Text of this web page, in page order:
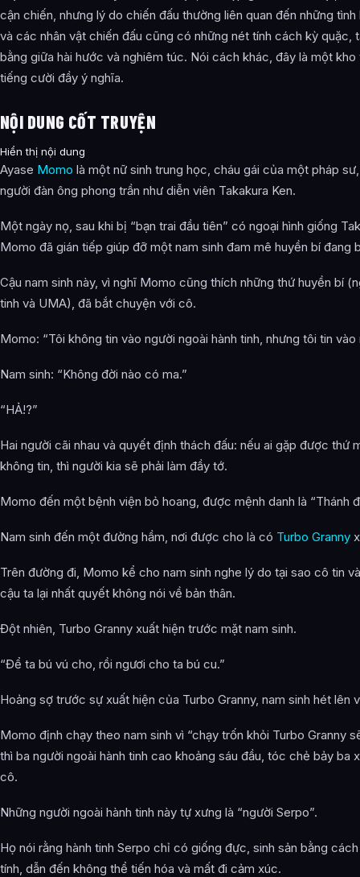
cận chiến, nhưng lý do chiến đấu thường liên quan đến những
và các nhân vật chiến đấu cũng có những nét tính cách kỳ quặc,
bằng giữa hài hước và nghiêm túc. Nói cách khác, đây là một
tiếng cười đầy ý nghĩa.
NỘI DUNG CỐT TRUYỆN
Hiển thị nội dung
Ayase Momo là một nữ sinh trung học, cháu gái của một pháp
người đàn ông phong trần như diễn viên Takakura Ken.
Một ngày nọ, sau khi bị “bạn trai đầu tiên” có ngoại hình giống
Momo đã gián tiếp giúp đỡ một nam sinh đam mê huyền bí đang
Cậu nam sinh này, vì nghĩ Momo cũng thích những thứ huyền bí
tinh và UMA), đã bắt chuyện với cô.
Momo: “Tôi không tin vào người ngoài hành tinh, nhưng tôi tin vào
Nam sinh: “Không đời nào có ma.”
“HẢ!?”
Hai người cãi nhau và quyết định thách đấu: nếu ai gặp được thứ
không tin, thì người kia sẽ phải làm đầy tớ.
Momo đến một bệnh viện bỏ hoang, được mệnh danh là “Thánh
Nam sinh đến một đường hầm, nơi được cho là có Turbo Granny
Trên đường đi, Momo kể cho nam sinh nghe lý do tại sao cô tin
cậu ta lại nhất quyết không nói về bản thân.
Đột nhiên, Turbo Granny xuất hiện trước mặt nam sinh.
“Để ta bú vú cho, rồi ngươi cho ta bú cu.”
Hoảng sợ trước sự xuất hiện của Turbo Granny, nam sinh hét lên
Momo định chạy theo nam sinh vì “chạy trốn khỏi Turbo Granny
thì ba người ngoài hành tinh cao khoảng sáu đầu, tóc chẻ bảy ba
cô.
Những người ngoài hành tinh này tự xưng là “người Serpo”.
Họ nói rằng hành tinh Serpo chỉ có giống đực, sinh sản bằng
tính, dẫn đến không thể tiến hóa và mất đi cảm xúc.